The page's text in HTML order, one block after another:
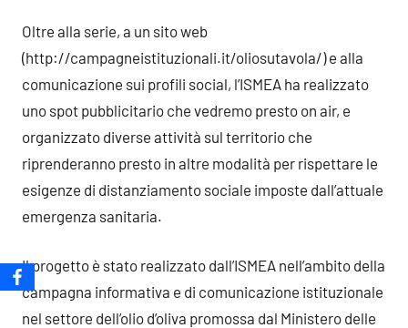
Oltre alla serie, a un sito web
(http://campagneistituzionali.it/oliosutavola/) e alla
comunicazione sui profili social, l’ISMEA ha realizzato
uno spot pubblicitario che vedremo presto on air, e
organizzato diverse attività sul territorio che
riprenderanno presto in altre modalità per rispettare le
esigenze di distanziamento sociale imposte dall’attuale
emergenza sanitaria.
Il progetto è stato realizzato dall’ISMEA nell’ambito della
campagna informativa e di comunicazione istituzionale
nel settore dell’olio d’oliva promossa dal Ministero delle